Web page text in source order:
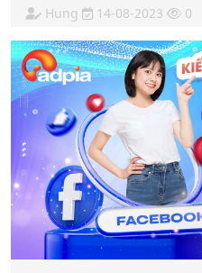
Hung 14-08-2023 0